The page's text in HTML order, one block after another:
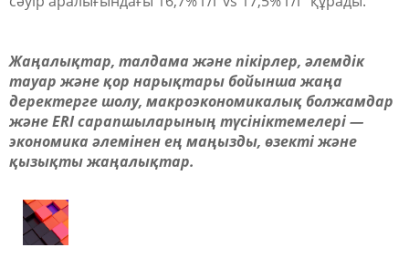
Жаңалықтар, талдама және пікірлер, әлемдік
тауар және қор нарықтары бойынша жаңа
деректерге шолу, макроэкономикалық болжамдар
және ERI сарапшыларының түсініктемелері —
экономика әлемінен ең маңызды, өзекті және
қызықты жаңалықтар.